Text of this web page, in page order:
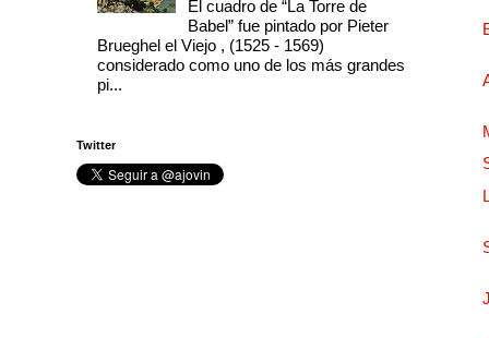
El cuadro de “La Torre de
Babel” fue pintado por Pieter
Brueghel el Viejo , (1525 - 1569)
considerado como uno de los más grandes
pi...
Twitter